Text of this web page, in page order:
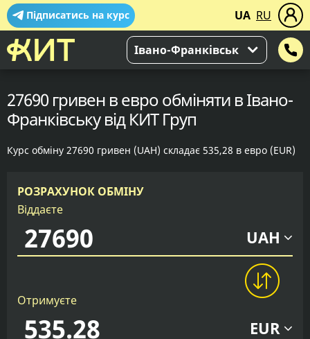
Підписатись на курс UA RU
Івано-Франківськ
27690 гривен в евро обміняти в Івано-
Франківську від КИТ Груп
Курс обміну 27690 гривен (UAH) складає 535,28 в евро (EUR)
РОЗРАХУНОК ОБМІНУ
Віддаєте
UAH
Отримуєте
EUR